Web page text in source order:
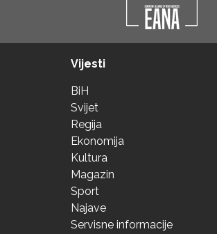
Vijesti
BiH
Svijet
Regija
Ekonomija
Kultura
Magazin
Sport
Najave
Servisne informacije